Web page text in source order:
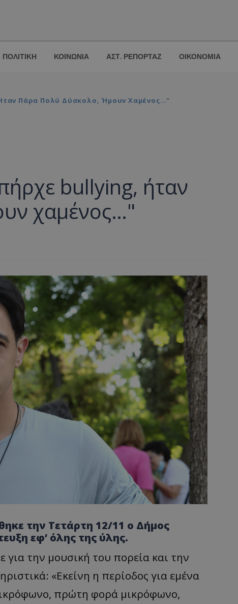
ΠΟΛΙΤΙΚΗ ΚΟΙΝΩΝΙΑ ΑΣΤ. ΡΕΠΟΡΤΑΖ ΟΙΚΟΝΟΜΙΑ
Πάρα Πολύ Δύσκολο, Ήμουν Χαμένος…"
bullying, ήταν
χαμένος…"
την Τετάρτη 12/11 ο Δήμος
εφ’ όλης της ύλης.
την μουσική του πορεία και την
«Εκείνη η περίοδος για εμένα
πρώτη φορά μικρόφωνο,